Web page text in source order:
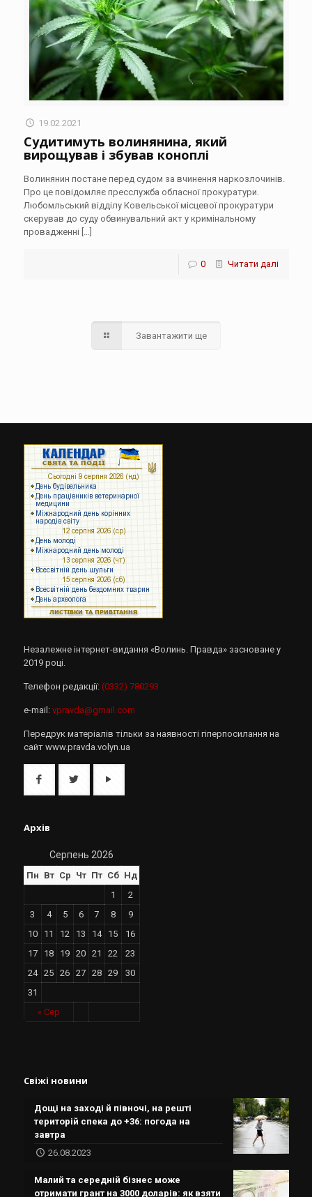
19.02.2021
Судитимуть волинянина, який
вирощував і збував коноплі
Волинянин постане перед судом за вчинення наркозлочинів.
Про це повідомляє пресслужба обласної прокуратури.
Любомльський відділу Ковельської місцевої прокуратури
скерував до суду обвинувальний акт у кримінальному
провадженні […]
0 Читати далі
Завантажити ще
Незалежне інтернет-видання «Волинь. Правда» засноване у
2019 році.
Телефон редакції: (0332) 780293
e-mail: vpravda@gmail.com
Передрук матеріалів тільки за наявності гіперпосилання на
сайт www.pravda.volyn.ua
Архів
Серпень 2026
Пн Вт Ср Чт Пт Сб Нд
« Сер
1
2
3
4 5 6 7 8
9
10
11 12 13 14 15
16
17
18 19 20 21 22
23
24
25 26 27 28 29
30
31
Свіжі новини
Дощі на заході й півночі, на решті
територій спека до +36: погода на
завтра
26.08.2023
Малий та середній бізнес може
отримати грант на 3000 доларів: як взяти